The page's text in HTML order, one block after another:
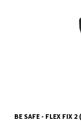
BE SAFE - FLEX FIX